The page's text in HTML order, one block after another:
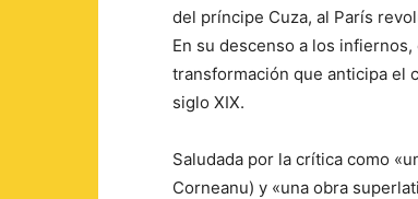
del príncipe Cuza, al París
En su descenso a los
transformación que anticipa el
siglo XIX.
Saludada por la crítica como
Corneanu) y «una obra